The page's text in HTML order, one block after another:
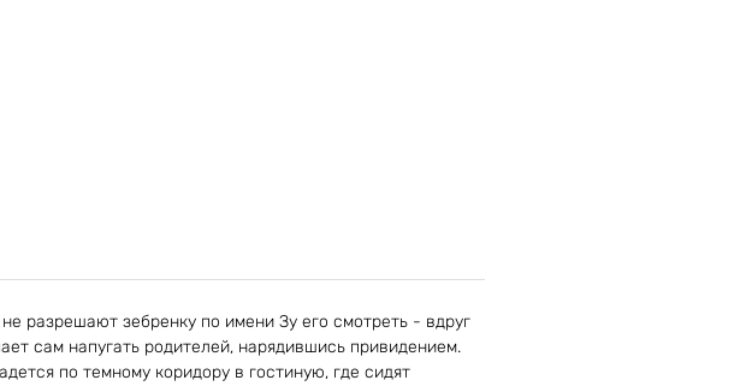
разрешают зебренку по имени Зу его смотреть - вдруг
сам напугать родителей, нарядившись привидением.
по темному коридору в гостиную, где сидят